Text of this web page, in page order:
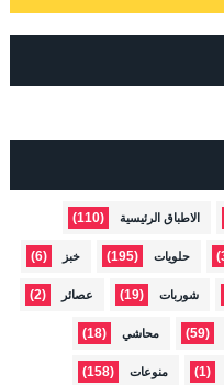
الاطباق الرئيسية (110)
حلويات (195) خبز (6)
شوربات (19) عصائر (2)
(59) محاشي (18)
(1) منوعات (158)